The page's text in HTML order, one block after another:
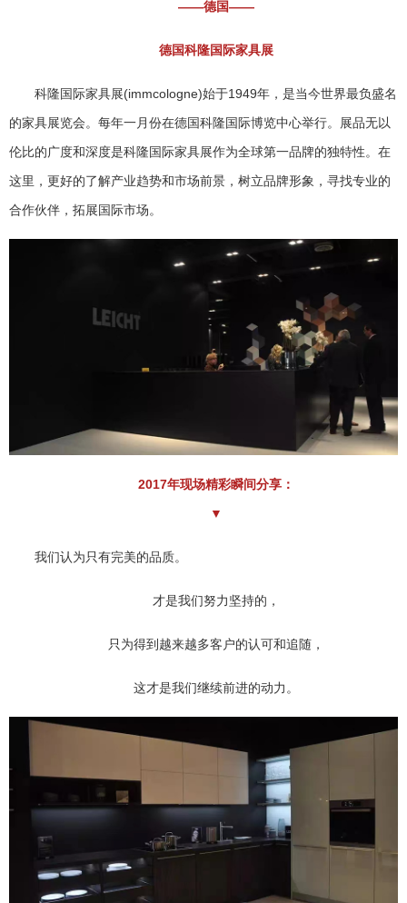
——德国——
德国科隆国际家具展
科隆国际家具展(immcologne)始于1949年，是当今世界最负盛名
的家具展览会。每年一月份在德国科隆国际博览中心举行。展品无以
伦比的广度和深度是科隆国际家具展作为全球第一品牌的独特性。在
这里，更好的了解产业趋势和市场前景，树立品牌形象，寻找专业的
合作伙伴，拓展国际市场。
2017年现场精彩瞬间分享：
▼
我们认为只有完美的品质。
才是我们努力坚持的，
只为得到越来越多客户的认可和追随，
这才是我们继续前进的动力。